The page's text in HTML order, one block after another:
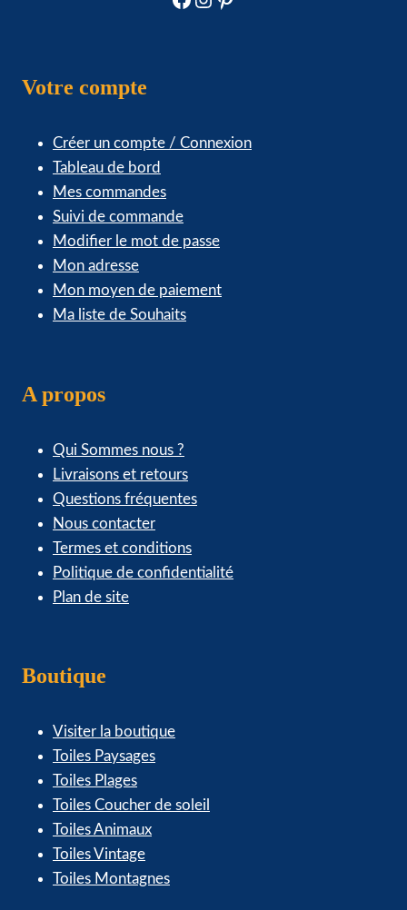
Votre compte
Créer un compte / Connexion
Tableau de bord
Mes commandes
Suivi de commande
Modifier le mot de passe
Mon adresse
Mon moyen de paiement
Ma liste de Souhaits
A propos
Qui Sommes nous ?
Livraisons et retours
Questions fréquentes
Nous contacter
Termes et conditions
Politique de confidentialité
Plan de site
Boutique
Visiter la boutique
Toiles Paysages
Toiles Plages
Toiles Coucher de soleil
Toiles Animaux
Toiles Vintage
Toiles Montagnes